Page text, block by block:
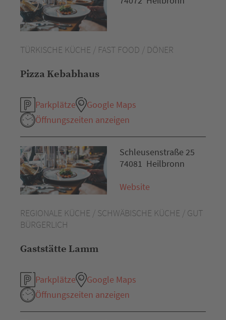
TÜRKISCHE KÜCHE / FAST FOOD / DÖNER
Pizza Kebabhaus
Parkplätze
Google Maps
Öffnungszeiten anzeigen
REGIONALE KÜCHE / SCHWÄBISCHE KÜCHE / GUT
BÜRGERLICH
Gaststätte Lamm
Parkplätze
Google Maps
Öffnungszeiten anzeigen
Schleusenstraße 25
74081 Heilbronn
Website